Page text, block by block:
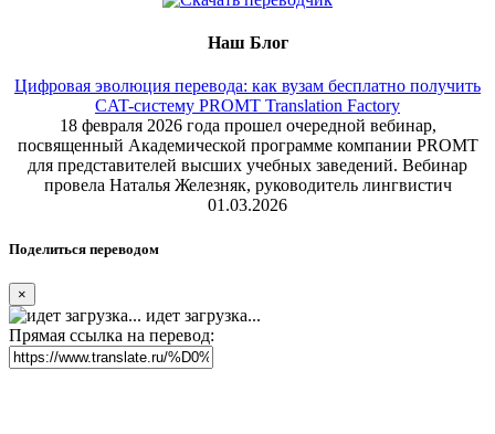
Наш Блог
Цифровая эволюция перевода: как вузам бесплатно получить
CAT-систему PROMT Translation Factory
18 февраля 2026 года прошел очередной вебинар,
посвященный Академической программе компании PROMT
для представителей высших учебных заведений. Вебинар
провела Наталья Железняк, руководитель лингвистич
01.03.2026
Поделиться переводом
×
идет загрузка...
Прямая ссылка на перевод: